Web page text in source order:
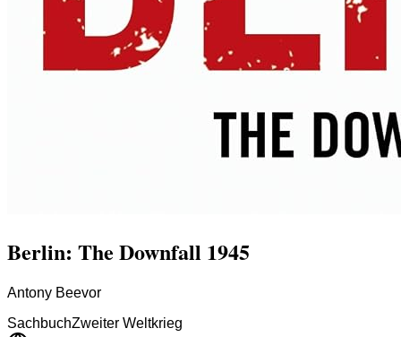
Berlin: The Downfall 1945
Antony Beevor
SachbuchZweiter Weltkrieg